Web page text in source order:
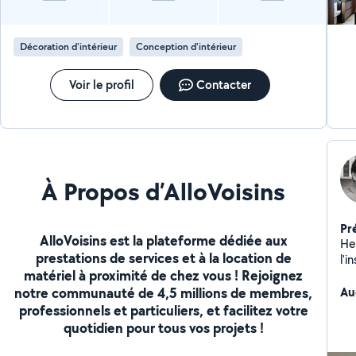
avancer sereinement. Un seul interlocuteur, un suivi
Décoration d'intérieur Conception d'intérieur
Voir le profil Contacter
intérieurs.
à
À Propos d’AlloVoisins
AlloVoisins est la plateforme dédiée aux
prestations de services et à la location de
matériel à proximité de chez vous ! Rejoignez
notre communauté de 4,5 millions de membres,
professionnels et particuliers, et facilitez votre
quotidien pour tous vos projets !